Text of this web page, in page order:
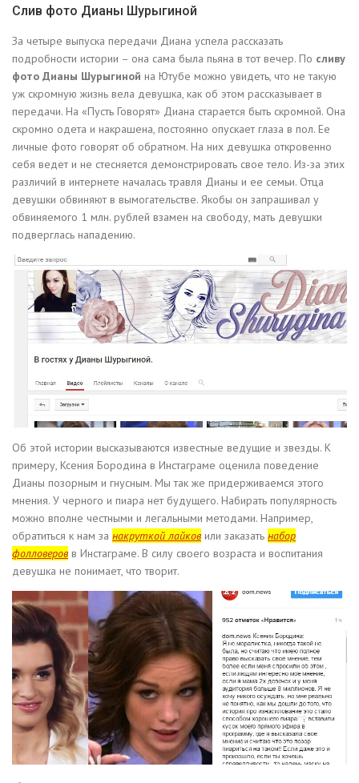
Слив фото Дианы Шурыгиной
За четыре выпуска передачи Диана успела рассказать
подробности истории – она сама была пьяна в тот вечер. По сливу
фото Дианы Шурыгиной на Ютубе можно увидеть, что не такую
уж скромную жизнь вела девушка, как об этом рассказывает в
передачи. На «Пусть Говорят» Диана старается быть скромной. Она
скромно одета и накрашена, постоянно опускает глаза в пол. Ее
личные фото говорят об обратном. На них девушка откровенно
себя ведет и не стесняется демонстрировать свое тело. Из-за этих
различий в интернете началась травля Дианы и ее семьи. Отца
девушки обвиняют в вымогательстве. Якобы он запрашивал у
обвиняемого 1 млн. рублей взамен на свободу, мать девушки
подверглась нападению.
Об этой истории высказываются известные ведущие и звезды. К
примеру, Ксения Бородина в Инстаграме оценила поведение
Дианы позорным и гнусным. Мы так же придерживаемся этого
мнения. У черного и пиара нет будущего. Набирать популярность
можно вполне честными и легальными методами. Например,
обратиться к нам за накруткой лайков или заказать набор
фолловеров в Инстаграме. В силу своего возраста и воспитания
девушка не понимает, что творит.